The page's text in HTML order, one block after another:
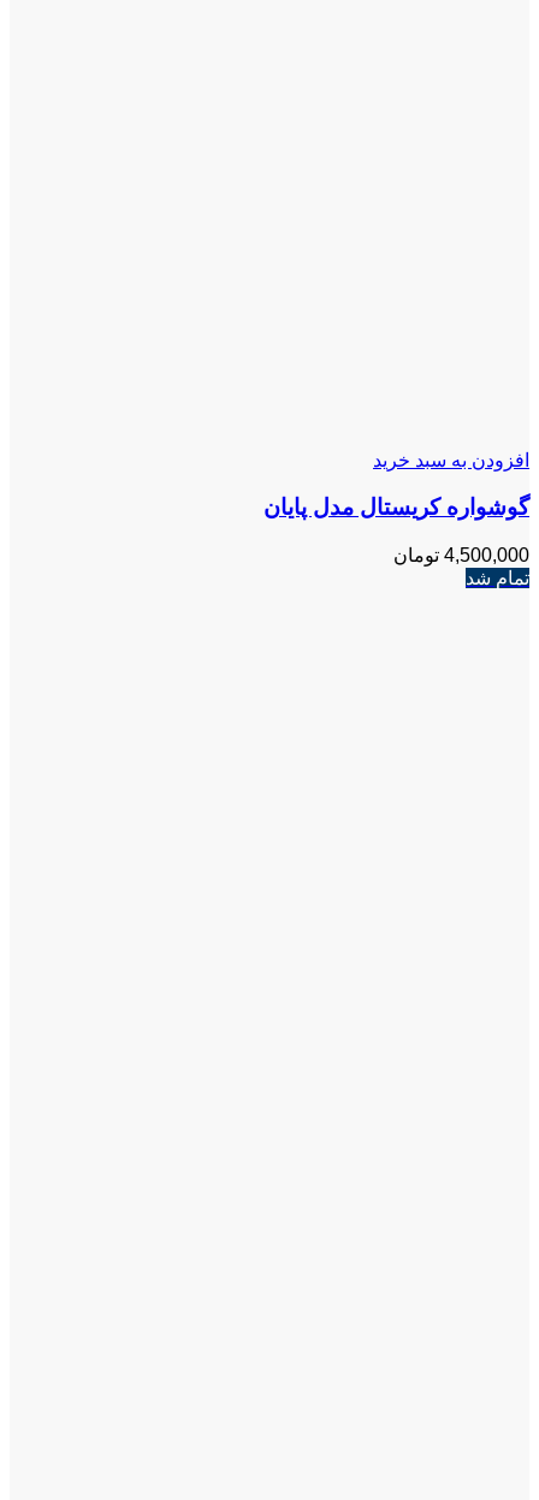
افزودن به سبد خرید
گوشواره کریستال مدل پایان
4,500,000 تومان
تمام شد